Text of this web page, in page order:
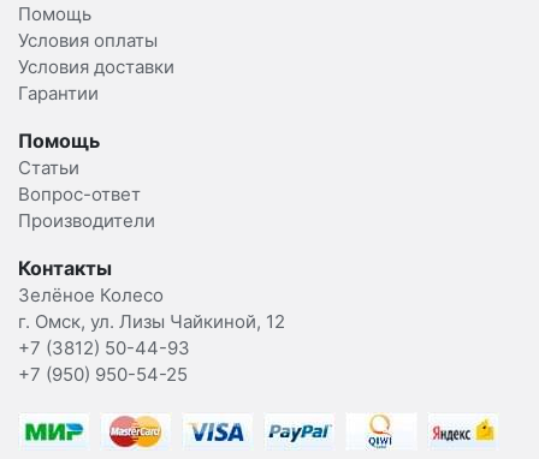
Помощь
Условия оплаты
Условия доставки
Гарантии
Помощь
Статьи
Вопрос-ответ
Производители
Контакты
Зелёное Колесо
г. Омск, ул. Лизы Чайкиной, 12
+7 (3812) 50-44-93
+7 (950) 950-54-25